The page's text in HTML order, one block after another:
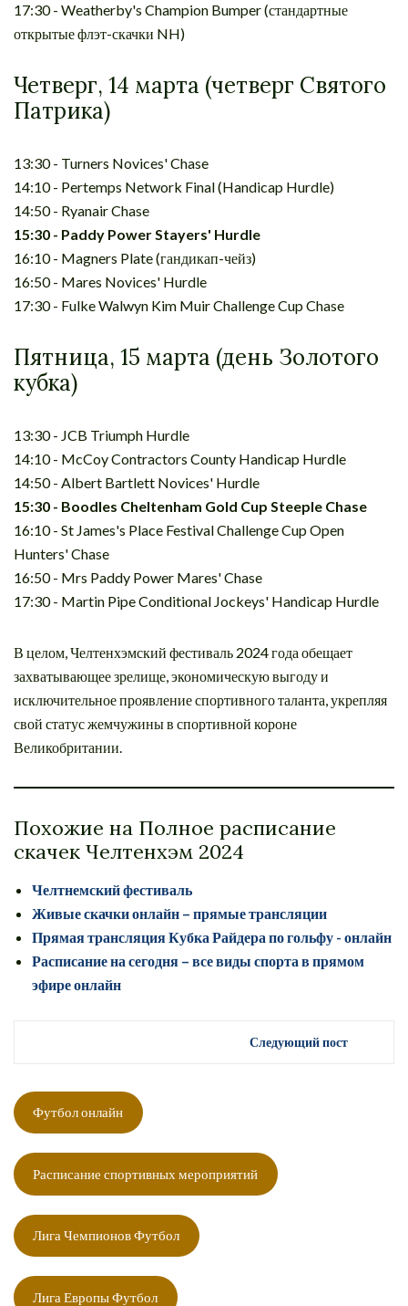
17:30 - Weatherby's Champion Bumper (стандартные
открытые флэт-скачки NH)
Четверг, 14 марта (четверг Святого
Патрика)
13:30 - Turners Novices' Chase
14:10 - Pertemps Network Final (Handicap Hurdle)
14:50 - Ryanair Chase
15:30 - Paddy Power Stayers' Hurdle
16:10 - Magners Plate (гандикап-чейз)
16:50 - Mares Novices' Hurdle
17:30 - Fulke Walwyn Kim Muir Challenge Cup Chase
Пятница, 15 марта (день Золотого
кубка)
13:30 - JCB Triumph Hurdle
14:10 - McCoy Contractors County Handicap Hurdle
14:50 - Albert Bartlett Novices' Hurdle
15:30 - Boodles Cheltenham Gold Cup Steeple Chase
16:10 - St James's Place Festival Challenge Cup Open
Hunters' Chase
16:50 - Mrs Paddy Power Mares' Chase
17:30 - Martin Pipe Conditional Jockeys' Handicap Hurdle
В целом, Челтенхэмский фестиваль 2024 года обещает
захватывающее зрелище, экономическую выгоду и
исключительное проявление спортивного таланта, укрепляя
свой статус жемчужины в спортивной короне
Великобритании.
Похожие на Полное расписание
скачек Челтенхэм 2024
Челтнемский фестиваль
Живые скачки онлайн – прямые трансляции
Прямая трансляция Кубка Райдера по гольфу - онлайн
Расписание на сегодня – все виды спорта в прямом
эфире онлайн
Следующий пост
Футбол онлайн
Расписание спортивных мероприятий
Лига Чемпионов Футбол
Лига Европы Футбол